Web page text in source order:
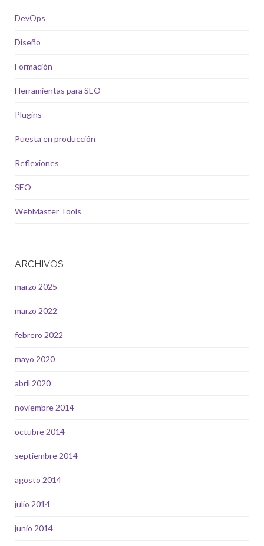
DevOps
Diseño
Formación
Herramientas para SEO
Plugins
Puesta en producción
Reflexiones
SEO
WebMaster Tools
ARCHIVOS
marzo 2025
marzo 2022
febrero 2022
mayo 2020
abril 2020
noviembre 2014
octubre 2014
septiembre 2014
agosto 2014
julio 2014
junio 2014